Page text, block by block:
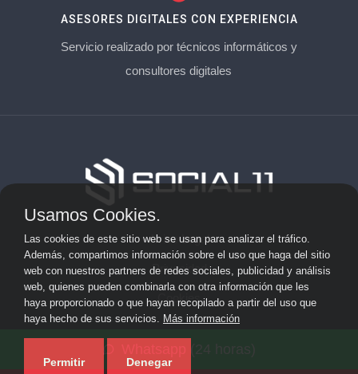
ASESORES DIGITALES CON EXPERIENCIA
Servicio realizado por técnicos informáticos y
consultores digitales
Aviso Legal
Privacidad
Cookies
Consulting en su provincia ·
Usamos Cookies.
Las cookies de este sitio web se usan para analizar el tráfico.
Además, compartimos información sobre el uso que haga del sitio
web con nuestros partners de redes sociales, publicidad y análisis
web, quienes pueden combinarla con otra información que les
haya proporcionado o que hayan recopilado a partir del uso que
haya hecho de sus servicios. Más información
Permitir Denegar